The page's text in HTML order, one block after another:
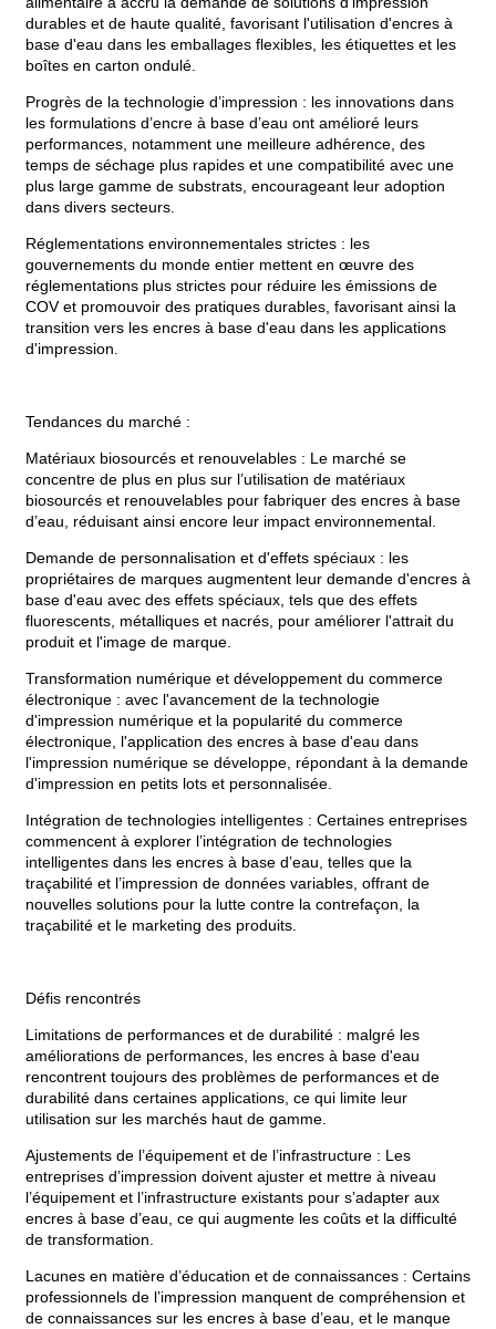
durables et de haute qualité, favorisant l'utilisation d'encres à
base d'eau dans les emballages flexibles, les étiquettes et les
boîtes en carton ondulé.
Progrès de la technologie d’impression : les innovations dans
les formulations d’encre à base d’eau ont amélioré leurs
performances, notamment une meilleure adhérence, des
temps de séchage plus rapides et une compatibilité avec une
plus large gamme de substrats, encourageant leur adoption
dans divers secteurs.
Réglementations environnementales strictes : les
gouvernements du monde entier mettent en œuvre des
réglementations plus strictes pour réduire les émissions de
COV et promouvoir des pratiques durables, favorisant ainsi la
transition vers les encres à base d'eau dans les applications
d'impression.
Tendances du marché :
Matériaux biosourcés et renouvelables : Le marché se
concentre de plus en plus sur l’utilisation de matériaux
biosourcés et renouvelables pour fabriquer des encres à base
d’eau, réduisant ainsi encore leur impact environnemental.
Demande de personnalisation et d'effets spéciaux : les
propriétaires de marques augmentent leur demande d'encres à
base d'eau avec des effets spéciaux, tels que des effets
fluorescents, métalliques et nacrés, pour améliorer l'attrait du
produit et l'image de marque.
Transformation numérique et développement du commerce
électronique : avec l'avancement de la technologie
d'impression numérique et la popularité du commerce
électronique, l'application des encres à base d'eau dans
l'impression numérique se développe, répondant à la demande
d'impression en petits lots et personnalisée.
Intégration de technologies intelligentes : Certaines entreprises
commencent à explorer l’intégration de technologies
intelligentes dans les encres à base d’eau, telles que la
traçabilité et l’impression de données variables, offrant de
nouvelles solutions pour la lutte contre la contrefaçon, la
traçabilité et le marketing des produits.
Défis rencontrés
Limitations de performances et de durabilité : malgré les
améliorations de performances, les encres à base d'eau
rencontrent toujours des problèmes de performances et de
durabilité dans certaines applications, ce qui limite leur
utilisation sur les marchés haut de gamme.
Ajustements de l’équipement et de l’infrastructure : Les
entreprises d’impression doivent ajuster et mettre à niveau
l’équipement et l’infrastructure existants pour s’adapter aux
encres à base d’eau, ce qui augmente les coûts et la difficulté
de transformation.
Lacunes en matière d’éducation et de connaissances : Certains
professionnels de l’impression manquent de compréhension et
de connaissances sur les encres à base d’eau, et le manque